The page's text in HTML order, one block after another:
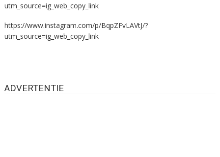
utm_source=ig_web_copy_link
https://www.instagram.com/p/BqpZFvLAVtJ/?
utm_source=ig_web_copy_link
ADVERTENTIE